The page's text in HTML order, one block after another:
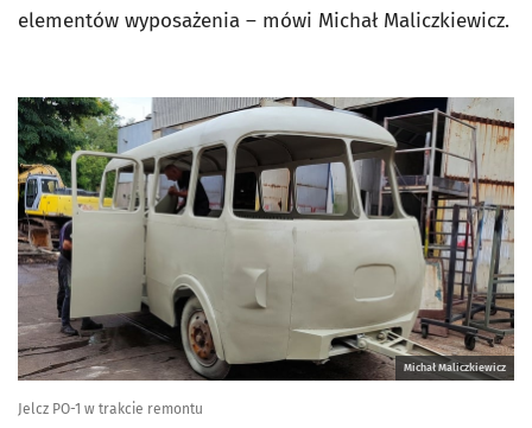
elementów wyposażenia – mówi Michał Maliczkiewicz.
Michał Maliczkiewicz
Jelcz PO-1 w trakcie remontu